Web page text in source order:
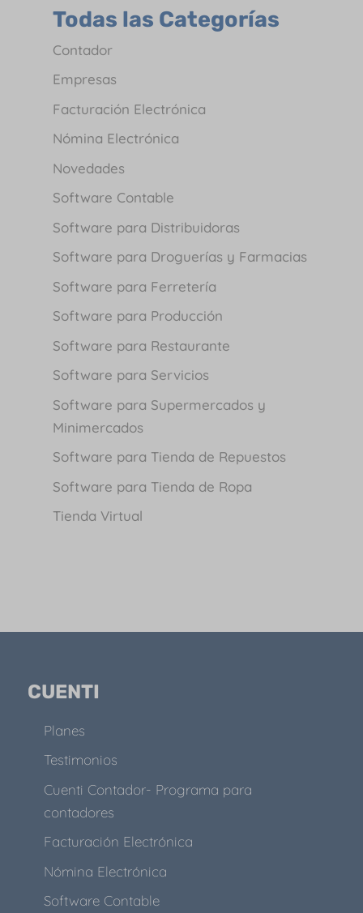
Todas las Categorías
Contador
Empresas
Facturación Electrónica
Nómina Electrónica
Novedades
Software Contable
Software para Distribuidoras
Software para Droguerías y Farmacias
Software para Ferretería
Software para Producción
Software para Restaurante
Software para Servicios
Software para Supermercados y
Minimercados
Software para Tienda de Repuestos
Software para Tienda de Ropa
Tienda Virtual
CUENTI
Planes
Testimonios
Cuenti Contador- Programa para
contadores
Facturación Electrónica
Nómina Electrónica
Software Contable